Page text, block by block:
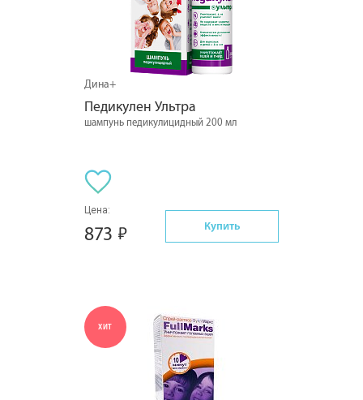
Дина+
Педикулен Ультра
шампунь педикулицидный 200 мл
Цена:
873 Купить
ХИТ